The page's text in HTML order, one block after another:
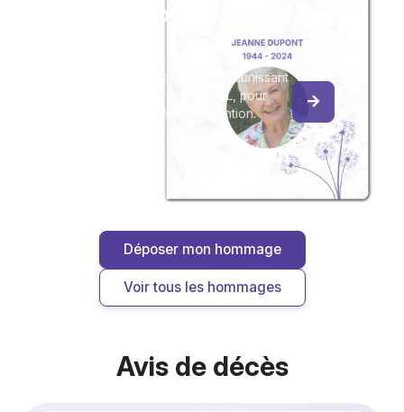
Créez un album
Créez un album collaboratif en réunissant
les hommages à Marie LE MOAL, pour
vous ou pour une délicate attention.
Déposer mon hommage
Voir tous les hommages
Avis de décès